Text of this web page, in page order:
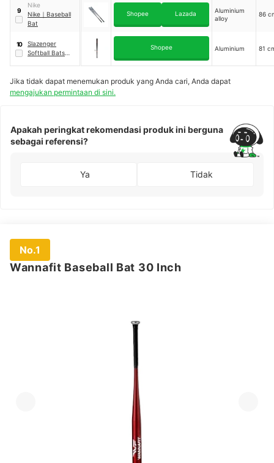
9
Nike
Nike ｜ Baseball
Bat
Shopee Lazada
Aluminium
alloy
86
10
Slazenger
Softball Bats
Shopee Aluminium 81
Jika tidak dapat menemukan produk yang Anda cari, Anda dapat
mengajukan permintaan di sini.
Apakah peringkat rekomendasi produk ini berguna
sebagai referensi?
Ya Tidak
No.1
Wannafit Baseball Bat 30 Inch